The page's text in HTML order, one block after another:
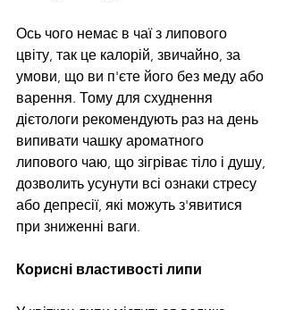
Ось чого немає в чаї з липового
цвіту, так це калорій, звичайно, за
умови, що ви п'єте його без меду або
варення. Тому для схуднення
дієтологи рекомендують раз на день
випивати чашку ароматного
липового чаю, що зігріває тіло і душу,
дозволить усунути всі ознаки стресу
або депресії, які можуть з'явитися
при зниженні ваги.
Корисні властивості липи